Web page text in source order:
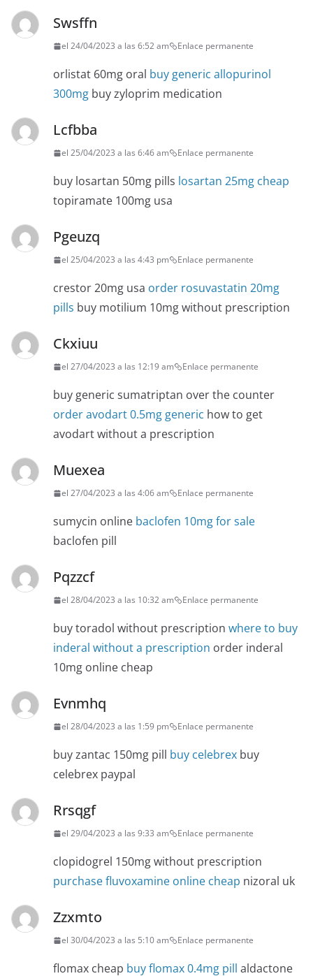
Swsffn
el 24/04/2023 a las 6:52 am Enlace permanente
orlistat 60mg oral buy generic allopurinol
300mg buy zyloprim medication
Lcfbba
el 25/04/2023 a las 6:46 am Enlace permanente
buy losartan 50mg pills losartan 25mg cheap
topiramate 100mg usa
Pgeuzq
el 25/04/2023 a las 4:43 pm Enlace permanente
crestor 20mg usa order rosuvastatin 20mg
pills buy motilium 10mg without prescription
Ckxiuu
el 27/04/2023 a las 12:19 am Enlace permanente
buy generic sumatriptan over the counter
order avodart 0.5mg generic how to get
avodart without a prescription
Muexea
el 27/04/2023 a las 4:06 am Enlace permanente
sumycin online baclofen 10mg for sale
baclofen pill
Pqzzcf
el 28/04/2023 a las 10:32 am Enlace permanente
buy toradol without prescription where to buy
inderal without a prescription order inderal
10mg online cheap
Evnmhq
el 28/04/2023 a las 1:59 pm Enlace permanente
buy zantac 150mg pill buy celebrex buy
celebrex paypal
Rrsqgf
el 29/04/2023 a las 9:33 am Enlace permanente
clopidogrel 150mg without prescription
purchase fluvoxamine online cheap nizoral uk
Zzxmto
el 30/04/2023 a las 5:10 am Enlace permanente
flomax cheap buy flomax 0.4mg pill aldactone